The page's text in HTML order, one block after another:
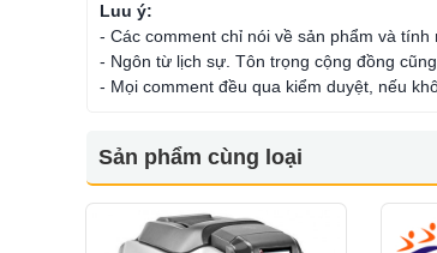
Luu ý:
- Các comment chỉ nói về sản phẩm và tính
- Ngôn từ lịch sự. Tôn trọng cộng đồng
- Mọi comment đều qua kiểm duyệt, nếu
Sản phẩm cùng loại